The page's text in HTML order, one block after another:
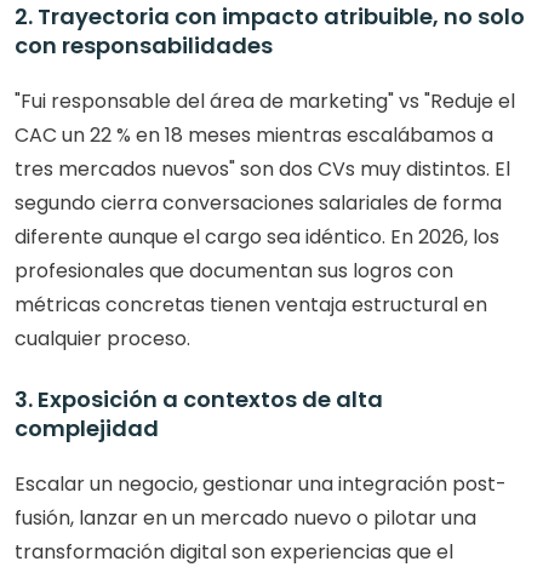
2. Trayectoria con impacto atribuible, no solo
con responsabilidades
"Fui responsable del área de marketing" vs "Reduje el
CAC un 22 % en 18 meses mientras escalábamos a
tres mercados nuevos" son dos CVs muy distintos. El
segundo cierra conversaciones salariales de forma
diferente aunque el cargo sea idéntico. En 2026, los
profesionales que documentan sus logros con
métricas concretas tienen ventaja estructural en
cualquier proceso.
3. Exposición a contextos de alta
complejidad
Escalar un negocio, gestionar una integración post-
fusión, lanzar en un mercado nuevo o pilotar una
transformación digital son experiencias que el